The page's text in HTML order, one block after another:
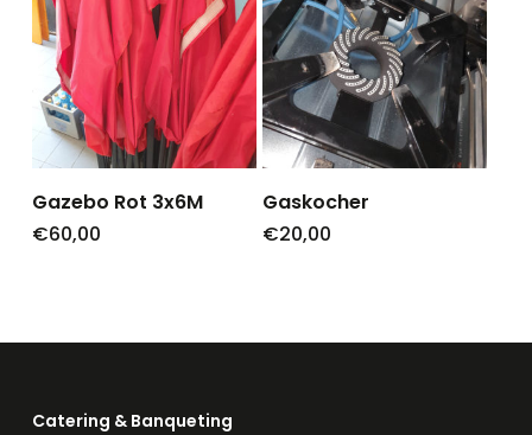
Gazebo Rot 3x6M
€60,00
Gaskocher
€20,00
Catering & Banqueting